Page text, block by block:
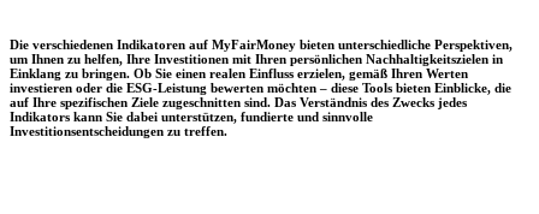
Die verschiedenen Indikatoren auf MyFairMoney bieten unterschiedliche Perspektiven,
um Ihnen zu helfen, Ihre Investitionen mit Ihren persönlichen Nachhaltigkeitszielen in
Einklang zu bringen. Ob Sie einen realen Einfluss erzielen, gemäß Ihren Werten
investieren oder die ESG-Leistung bewerten möchten – diese Tools bieten Einblicke, die
auf Ihre spezifischen Ziele zugeschnitten sind. Das Verständnis des Zwecks jedes
Indikators kann Sie dabei unterstützen, fundierte und sinnvolle
Investitionsentscheidungen zu treffen.